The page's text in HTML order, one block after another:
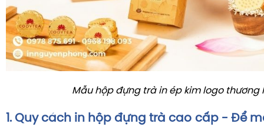
Mẫu hộp đựng trà in ép kim logo thương
1. Quy cách in hộp đựng trà cao cấp - Để